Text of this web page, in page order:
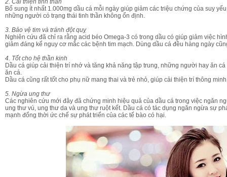
2. Cải thiện tinh thần
Bổ sung ít nhất 1.000mg dầu cá mỗi ngày giúp giảm các triệu chứng của suy
những người có trạng thái tinh thần không ổn định.
3. Bảo vệ tim và tránh đột quỵ
Nghiên cứu đã chỉ ra rằng acid béo Omega-3 có trong dầu có giúp giảm việc
giảm đáng kể nguy cơ mắc các bệnh tim mạch. Dùng dầu cá đều hàng ngày
4. Tốt cho hệ thần kinh
Dầu cá giúp cải thiện trí nhớ và tăng khả năng tập trung, những người hay ăn
ăn cá.
Dầu cá cũng rất tốt cho phụ nữ mang thai và trẻ nhỏ, giúp cải thiện trí thông
5. Ngừa ung thư
Các nghiên cứu mới đây đã chứng minh hiệu quả của dầu cá trong việc ngăn
ung thư vú, ung thư da và ung thư ruột kết. Dầu cá có tác dụng ngăn ngừa sự
mạnh đổng thời ức chế sự phát triển của các tế bào có hại.
Bộ Mỹ Phẩm Kayoko Plus Chính Hãng
2,900,000 VND
2,500,000 VND
Mua hàng
Kem Kayoko Trị Mụn
Mua hàng